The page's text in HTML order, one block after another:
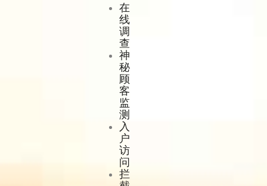
在
线
调
查
神
秘
顾
客
监
测
入
户
访
问
拦